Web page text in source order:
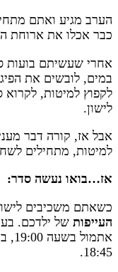
הערב מגיע ואתם
כבר אכלו את ארוחת
אחרי שעשיתם בועות
במים, לובשים את
לקפוץ למיטות,
לישון.
אבל אז, קורה דבר
למיטות, מתחילים
אז…בואו נעשה סדר:
כשאתם משכיבים
העייפות של ילדכם.
18:45.